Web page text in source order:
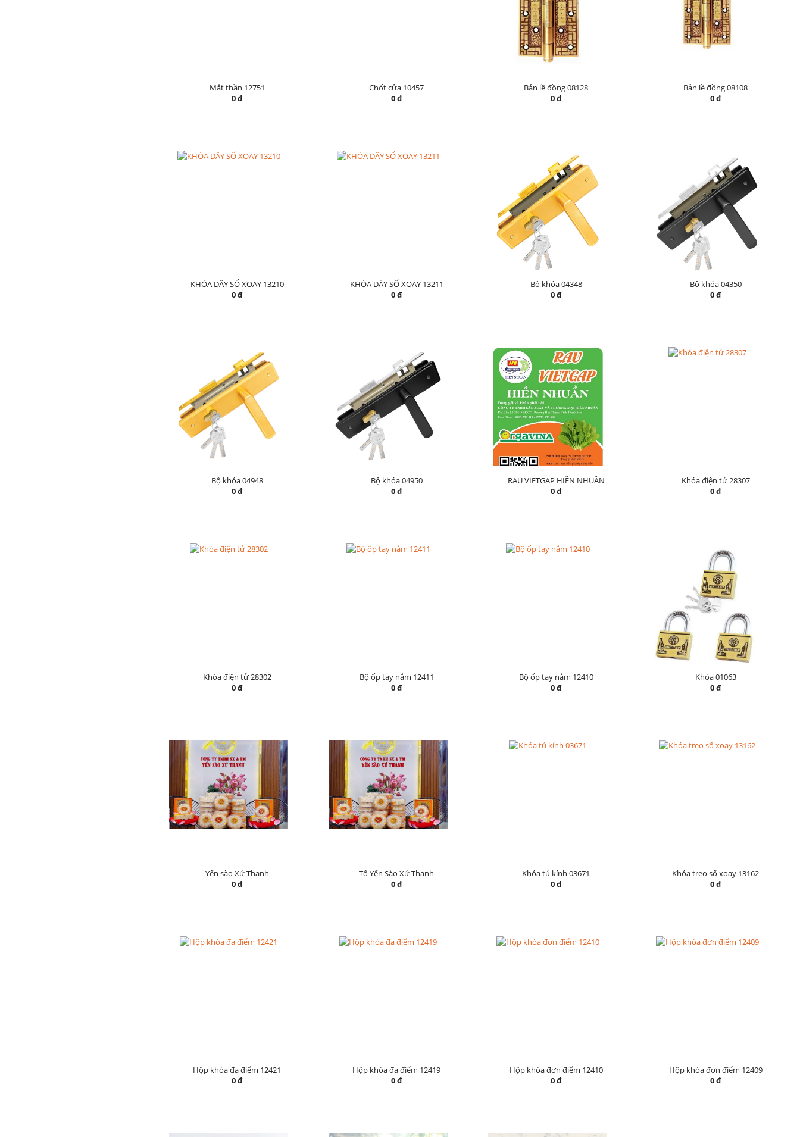
Mắt thần 12751
0 đ
Chốt cửa 10457
0 đ
Bản lề đồng 08128
0 đ
Bản lề đồng 08108
0 đ
KHÓA DÂY SỐ XOAY 13210
0 đ
KHÓA DÂY SỐ XOAY 13211
0 đ
Bộ khóa 04348
0 đ
Bộ khóa 04350
0 đ
Bộ khóa 04948
0 đ
Bộ khóa 04950
0 đ
RAU VIETGAP HIỀN NHUẦN
0 đ
Khóa điện tử 28307
0 đ
Khóa điện tử 28302
0 đ
Bộ ốp tay nắm 12411
0 đ
Bộ ốp tay nắm 12410
0 đ
Khóa 01063
0 đ
Yến sào Xứ Thanh
0 đ
Tổ Yến Sào Xứ Thanh
0 đ
Khóa tủ kính 03671
0 đ
Khóa treo số xoay 13162
0 đ
Hộp khóa đa điểm 12421
0 đ
Hộp khóa đa điểm 12419
0 đ
Hộp khóa đơn điểm 12410
0 đ
Hộp khóa đơn điểm 12409
0 đ